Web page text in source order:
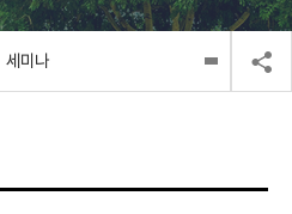
세미나